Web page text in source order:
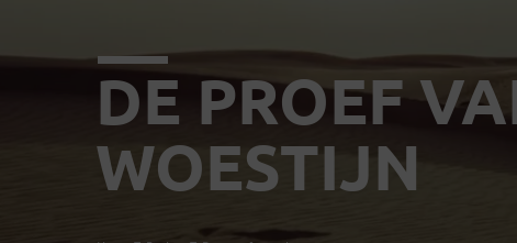
DE PROEF
WOESTIJN